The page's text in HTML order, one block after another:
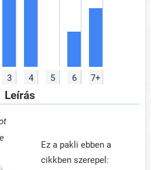
3 4 5 6 7+
Leírás
Ez a pakli ebben a
cikkben szerepel: